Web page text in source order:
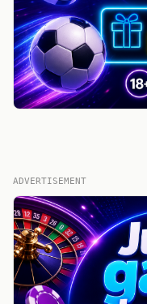
ADVERTISEMENT